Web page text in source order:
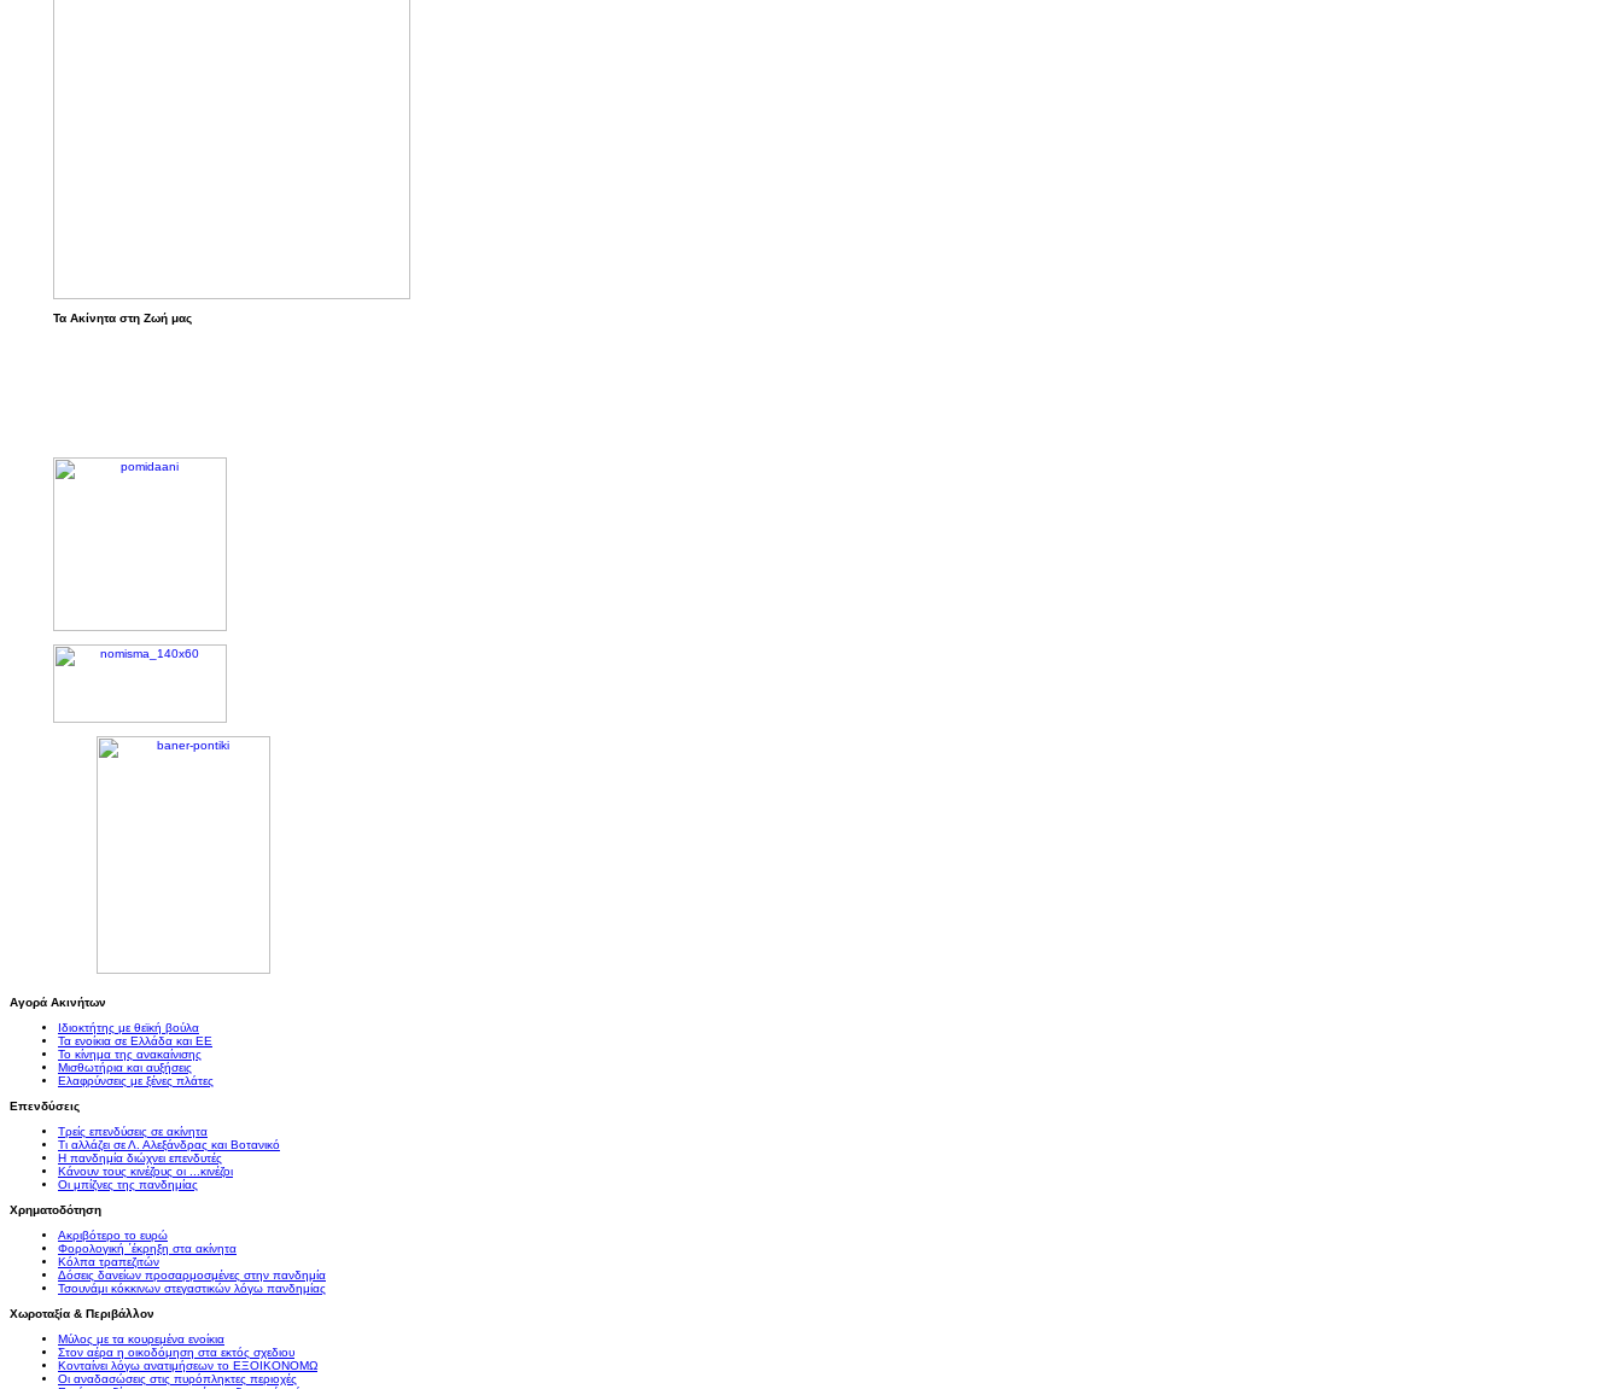
Τα Ακίνητα στη Ζωή μας
Αγορά Ακινήτων
Ιδιοκτήτης με θεϊκή βούλα
Τα ενοίκια σε Ελλάδα και ΕΕ
Το κίνημα της ανακαίνισης
Μισθωτήρια και αυξήσεις
Ελαφρύνσεις με ξένες πλάτες
Επενδύσεις
Τρείς επενδύσεις σε ακίνητα
Τι αλλάζει σε Λ. Αλεξάνδρας και Βοτανικό
Η πανδημία διώχνει επενδυτές
Κάνουν τους κινέζους οι ...κινέζοι
Οι μπίζνες της πανδημίας
Χρηματοδότηση
Ακριβότερο το ευρώ
Φορολογική ΄έκρηξη στα ακίνητα
Κόλπα τραπεζιτών
Δόσεις δανείων προσαρμοσμένες στην πανδημία
Τσουνάμι κόκκινων στεγαστικών λόγω πανδημίας
Χωροταξία & Περιβάλλον
Μύλος με τα κουρεμένα ενοίκια
Στον αέρα η οικοδόμηση στα εκτός σχεδιου
Κονταίνει λόγω ανατιμήσεων το ΕΞΟΙΚΟΝΟΜΩ
Οι αναδασώσεις στις πυρόπληκτες περιοχές